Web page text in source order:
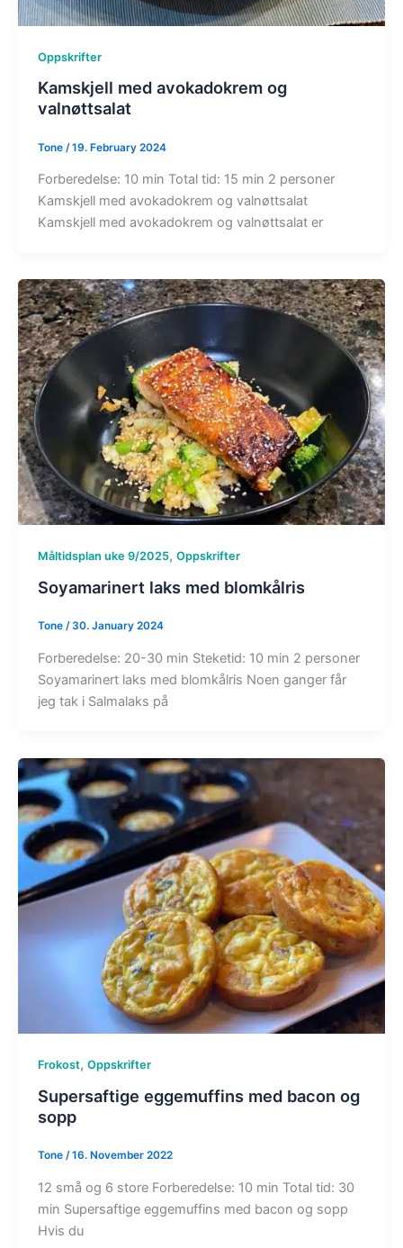
Oppskrifter
Kamskjell med avokadokrem og
valnøttsalat
Tone /19. February 2024
Forberedelse: 10 min Total tid: 15 min 2 personer
Kamskjell med avokadokrem og valnøttsalat
Kamskjell med avokadokrem og valnøttsalat er
Måltidsplan uke 9/2025, Oppskrifter
Soyamarinert laks med blomkålris
Tone /30. January 2024
Forberedelse: 20-30 min Steketid: 10 min 2 personer
Soyamarinert laks med blomkålris Noen ganger får
jeg tak i Salmalaks på
Frokost, Oppskrifter
Supersaftige eggemuffins med bacon og
sopp
Tone /16. November 2022
12 små og 6 store Forberedelse: 10 min Total tid: 30
min Supersaftige eggemuffins med bacon og sopp
Hvis du